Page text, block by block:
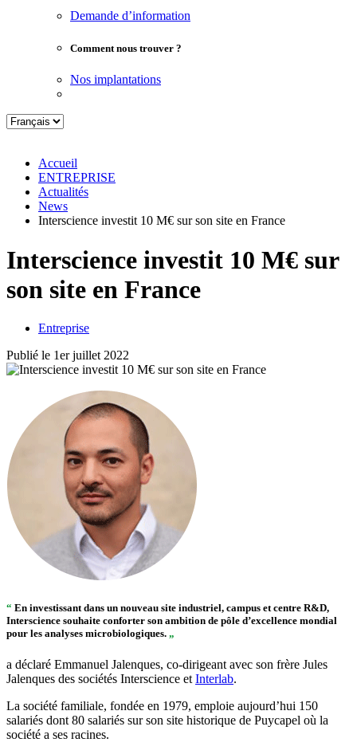
Demande d’information
Comment nous trouver ?
Nos implantations
Accueil
ENTREPRISE
Actualités
News
Interscience investit 10 M€ sur son site en France
Interscience investit 10 M€ sur
son site en France
Entreprise
Publié le 1er juillet 2022
“ En investissant dans un nouveau site industriel, campus et centre R&D,
Interscience souhaite conforter son ambition de pôle d’excellence mondial
pour les analyses microbiologiques. „
a déclaré Emmanuel Jalenques, co-dirigeant avec son frère Jules
Jalenques des sociétés Interscience etInterlab.
La société familiale, fondée en 1979, emploie aujourd’hui 150
salariés dont 80 salariés sur son site historique de Puycapel où la
société a ses racines.